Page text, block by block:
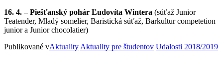
16. 4. – Piešťanský pohár Ľudovíta Wintera (súťaž Junior
Teatender, Mladý somelier, Baristická súťaž, Barkultur competetion
junior a Junior chocolatier)
Publikované vAktuality Aktuality pre študentov Udalosti 2018/2019